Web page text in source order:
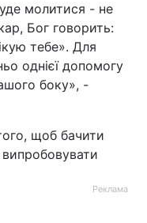
молитися - не
Бог говорить:
тебе». Для
однієї допомогу
боку», -
щоб бачити
випробовувати
Реклама